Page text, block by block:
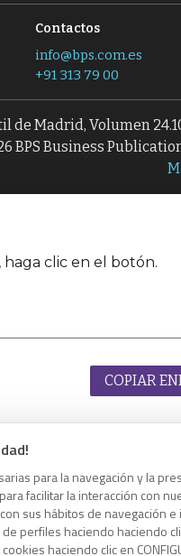
para la navegación y la
facilitar la interacción con
sus hábitos de navegación
perfiles haciendo haciendo
haciendo clic en
Contactos
info@bps.com.es
+91 313 79 00
de Madrid, Volumen
BPS Business
haga clic en el botón.
COPIAR
haga clic en el botón.